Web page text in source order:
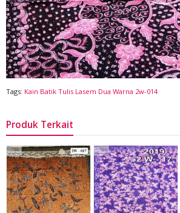
Tags: Kain Batik Tulis Lasem Dua Warna 2w-014
Produk Terkait